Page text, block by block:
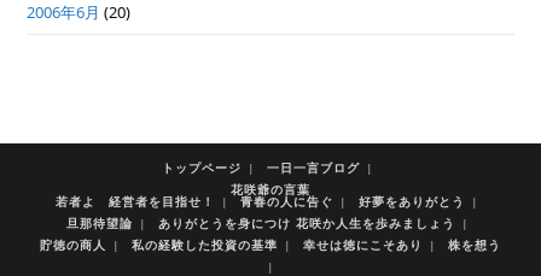
2006年6月 (20)
トップページ
一日一言ブログ
花咲爺の言葉
若者よ 経営者を目指せ！ 青春の人に告ぐ
好夢をありがとう
旦那待望論
ありがとうを身につけ 花咲か人生を歩みましょう
貯徳の商人
私の経験した投資の基準 幸せは徳にこそあり 株を想う